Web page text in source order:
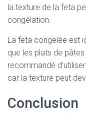
la texture de la feta
congélation.
La feta congelée est
que les plats de
recommandé
car la texture peut
Conclusion